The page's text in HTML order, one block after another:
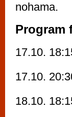
nohama.
Program
17.10.
17.10.
18.10.